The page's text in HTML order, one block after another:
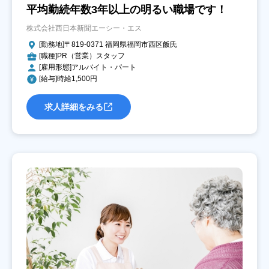
平均勤続年数3年以上の明るい職場です！
株式会社西日本新聞エーシー・エス
[勤務地]〒819-0371 福岡県福岡市西区飯氏
[職種]PR（営業）スタッフ
[雇用形態]アルバイト・パート
[給与]時給1,500円
求人詳細をみる